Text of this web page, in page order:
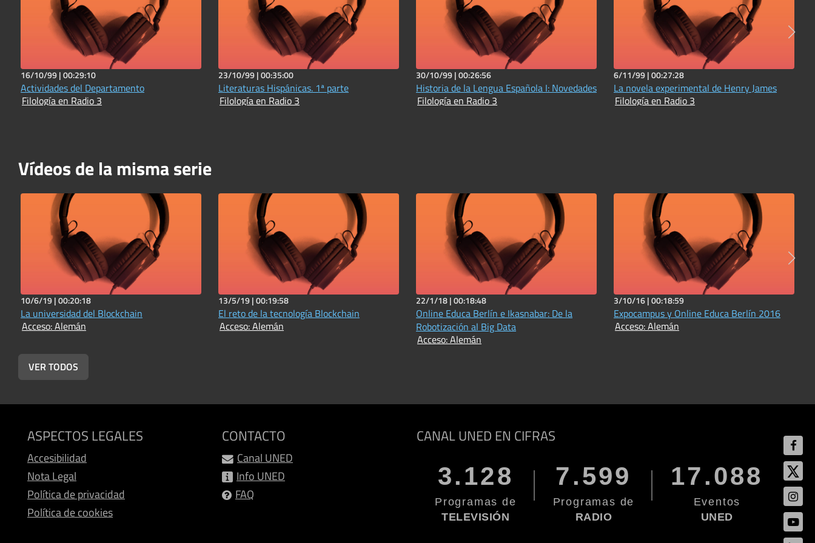
16/10/99 |00:29:10
Actividades del Departamento
Filología en Radio 3
23/10/99 |00:35:00
Literaturas Hispánicas. 1ª parte
Filología en Radio 3
30/10/99 |00:26:56
Historia de la Lengua Española I: Novedades
Filología en Radio 3
6/11/99 |00:27:28
La novela experimental de Henry James
Filología en Radio 3
Vídeos de la misma serie
10/6/19 |00:20:18
La universidad del Blockchain
Acceso: Alemán
13/5/19 |00:19:58
El reto de la tecnología Blockchain
Acceso: Alemán
22/1/18 |00:18:48
Online Educa Berlín e Ikasnabar: De la
Robotización al Big Data
Acceso: Alemán
3/10/16 |00:18:59
Expocampus y Online Educa Berlín 2016
Acceso: Alemán
VER TODOS
ASPECTOS LEGALES
Accesibilidad
Nota Legal
Política de privacidad
Política de cookies
CONTACTO
Canal UNED
Info UNED
FAQ
CANAL UNED EN CIFRAS
3.128
Programas de
TELEVISIÓN
7.599
Programas de
RADIO
17.088
Eventos
UNED